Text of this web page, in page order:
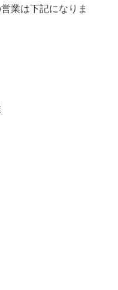
業は下記になりま